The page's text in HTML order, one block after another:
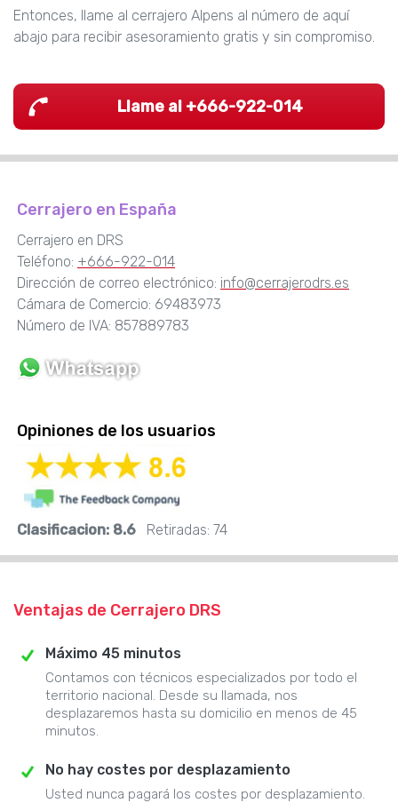
Entonces, llame al cerrajero Alpens al número de aquí
abajo para recibir asesoramiento gratis y sin compromiso.
Llame al +666-922-014
Cerrajero en España
Cerrajero en DRS
Teléfono: +666-922-014
Dirección de correo electrónico: info@cerrajerodrs.es
Cámara de Comercio: 69483973
Número de IVA: 857889783
Opiniones de los usuarios
Clasificacion: 8.6 Retiradas: 74
Ventajas de Cerrajero DRS
Máximo 45 minutos
Contamos con técnicos especializados por todo el
territorio nacional. Desde su llamada, nos
desplazaremos hasta su domicilio en menos de 45
minutos.
No hay costes por desplazamiento
Usted nunca pagará los costes por desplazamiento.